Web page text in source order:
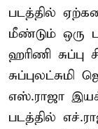
படத்தில்
மீண்டும் ஒரு
ஹரிணி சுப்பு
சுப்புலட்சுமி
எஸ்.ராஜா
படத்தில்